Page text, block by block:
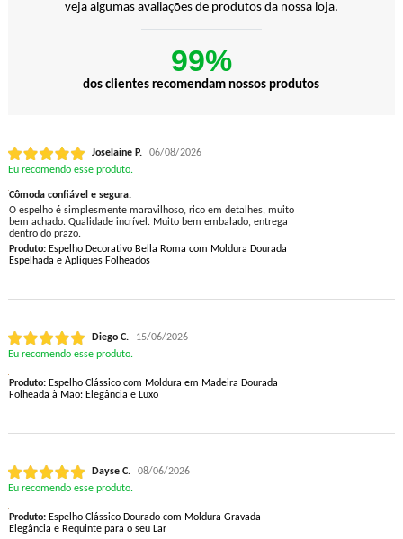
veja algumas avaliações de produtos da nossa loja.
99%
dos clientes recomendam nossos produtos
Joselaine P.
06/08/2026
Eu recomendo esse produto.
Cômoda confiável e segura.
O espelho é simplesmente maravilhoso, rico em detalhes, muito
bem achado. Qualidade incrível. Muito bem embalado, entrega
dentro do prazo.
Produto:Espelho Decorativo Bella Roma com Moldura Dourada
Espelhada e Apliques Folheados
Diego C.
15/06/2026
Eu recomendo esse produto.
Produto:Espelho Clássico com Moldura em Madeira Dourada
Folheada à Mão: Elegância e Luxo
Dayse C.
08/06/2026
Eu recomendo esse produto.
Produto:Espelho Clássico Dourado com Moldura Gravada
Elegância e Requinte para o seu Lar